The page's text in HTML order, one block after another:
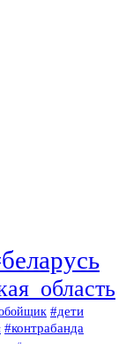
#дети
#контрабанда